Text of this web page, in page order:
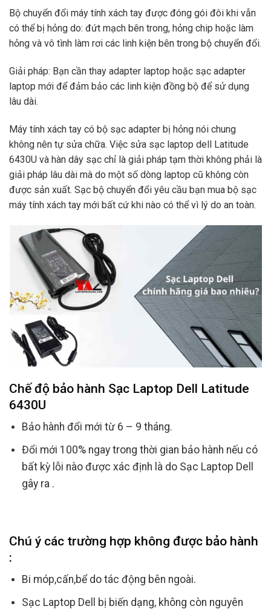
Bộ chuyển đổi máy tính xách tay được đóng gói đôi khi vẫn
có thể bị hỏng do: đứt mạch bên trong, hỏng chip hoặc làm
hỏng và vô tình làm rơi các linh kiện bên trong bộ chuyển đổi.
Giải pháp: Bạn cần thay adapter laptop hoặc sạc adapter
laptop mới để đảm bảo các linh kiện đồng bộ để sử dụng
lâu dài.
Máy tính xách tay có bộ sạc adapter bị hỏng nói chung
không nên tự sửa chữa. Việc sửa sạc laptop dell Latitude
6430U và hàn dây sạc chỉ là giải pháp tạm thời không phải là
giải pháp lâu dài mà do một số dòng laptop cũ không còn
được sản xuất. Sạc bộ chuyển đổi yêu cầu bạn mua bộ sạc
máy tính xách tay mới bất cứ khi nào có thể vì lý do an toàn.
Chế độ bảo hành Sạc Laptop Dell Latitude
6430U
Bảo hành đổi mới từ 6 – 9 tháng.
Đổi mới 100% ngay trong thời gian bảo hành nếu có
bất kỳ lỗi nào được xác định là do Sạc Laptop Dell
gây ra .
Chú ý các trường hợp không được bảo hành
:
Bi móp,cấn,bể do tác động bên ngoài.
Sạc Laptop Dell bị biến dạng, không còn nguyên